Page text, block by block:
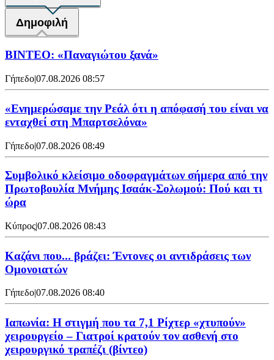
Δημοφιλή
ΒΙΝΤΕΟ: «Παναγιώτου ξανά»
Γήπεδο|07.08.2026 08:57
«Ενημερώσαμε την Ρεάλ ότι η απόφασή του είναι να
ενταχθεί στη Μπαρτσελόνα»
Γήπεδο|07.08.2026 08:49
Συμβολικό κλείσιμο οδοφραγμάτων σήμερα από την
Πρωτοβουλία Μνήμης Ισαάκ-Σολωμού: Πού και τι
ώρα
Κύπρος|07.08.2026 08:43
Καζάνι που... βράζει: Έντονες οι αντιδράσεις των
Ομονοιατών
Γήπεδο|07.08.2026 08:40
Ιαπωνία: Η στιγμή που τα 7,1 Ρίχτερ «χτυπούν»
χειρουργείο – Γιατροί κρατούν τον ασθενή στο
χειρουργικό τραπέζι (βίντεο)